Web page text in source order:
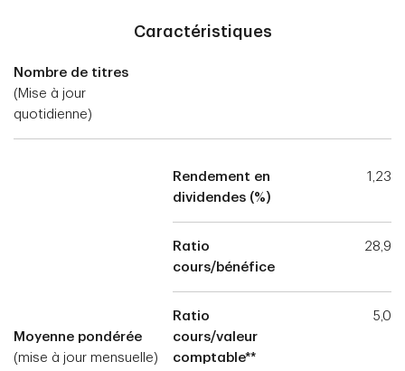
Caractéristiques
Nombre de titres
(Mise à jour
quotidienne)
Moyenne pondérée
(mise à jour mensuelle)
Rendement en
dividendes (%)
1,23
Ratio
cours/bénéfice
28,9
Ratio
cours/valeur
comptable**
5,0